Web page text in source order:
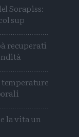
Sorapiss:
sup
recuperati
temperature
la vita un